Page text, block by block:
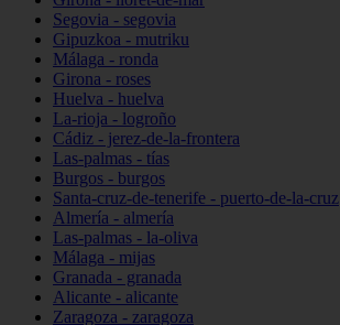
Segovia - segovia
Gipuzkoa - mutriku
Málaga - ronda
Girona - roses
Huelva - huelva
La-rioja - logroño
Cádiz - jerez-de-la-frontera
Las-palmas - tías
Burgos - burgos
Santa-cruz-de-tenerife - puerto-de-la-cruz
Almería - almería
Las-palmas - la-oliva
Málaga - mijas
Granada - granada
Alicante - alicante
Zaragoza - zaragoza